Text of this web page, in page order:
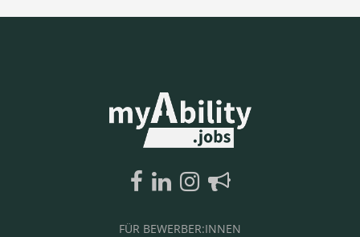
FÜR BEWERBER:INNEN